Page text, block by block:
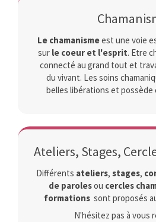
Le chamanismeest une voie
sur le coeur et l'esprit. Etre
connecté au grand tout et
du vivant. Les soins
belles libérations et possède
Ateliers, Stages,
Différents ateliers, stages,
de parolesou cercles
formations sont proposés
N'hésitez pas à vous